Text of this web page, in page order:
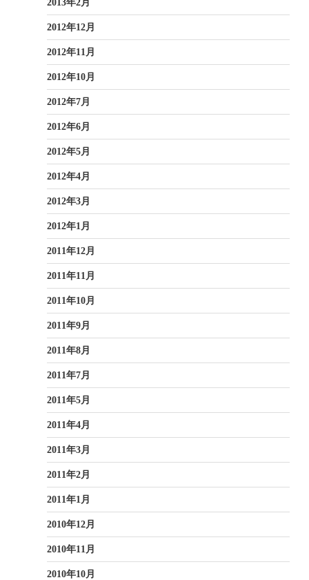
2013年2月
2012年12月
2012年11月
2012年10月
2012年7月
2012年6月
2012年5月
2012年4月
2012年3月
2012年1月
2011年12月
2011年11月
2011年10月
2011年9月
2011年8月
2011年7月
2011年5月
2011年4月
2011年3月
2011年2月
2011年1月
2010年12月
2010年11月
2010年10月